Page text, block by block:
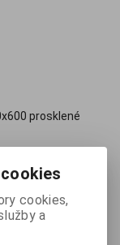
prosklené
Kč)
cookies,
a